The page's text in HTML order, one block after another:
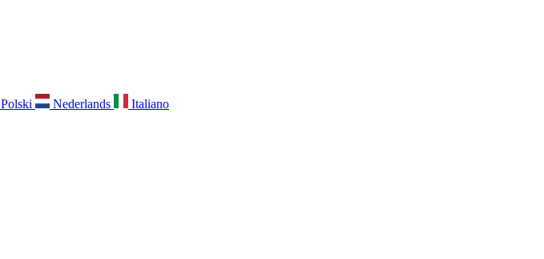
Polski Nederlands Italiano